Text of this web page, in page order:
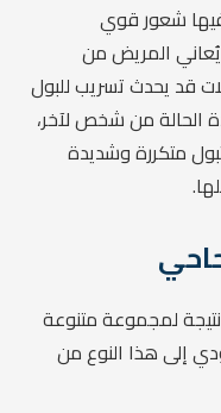
شعور قوي
يُعاني المريض من
قد يحدث تسريب للبول
الحالة من شخص لآخر،
متكررة وشديدة
لمجموعة متنوعة
إلى هذا النوع من